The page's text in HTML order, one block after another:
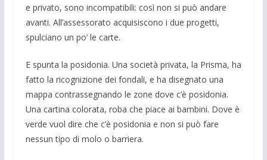
e privato, sono in­compatibili: così non si può andare
avanti. All’assessorato acquisiscono i due proget­ti,
spulciano un po’ le carte.
E spunta la posidonia. Una società pri­vata, la Prisma, ha
fatto la ricognizione dei fondali, e ha disegnato una
mappa contras­segnando le zone dove c’è posido­nia.
Una cartina colorata, roba che piace ai bambi­ni. Dove è
verde vuol dire che c’è posido­nia e non si può fare
nessun tipo di molo o barriera.